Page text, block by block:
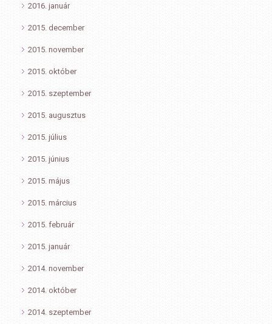
2016. január
2015. december
2015. november
2015. október
2015. szeptember
2015. augusztus
2015. július
2015. június
2015. május
2015. március
2015. február
2015. január
2014. november
2014. október
2014. szeptember